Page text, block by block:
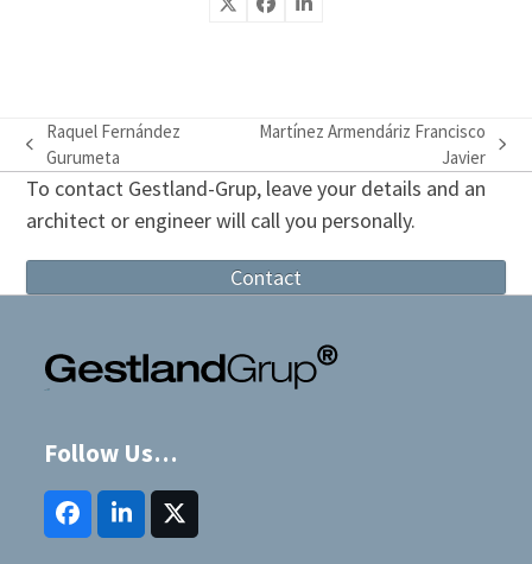
previous
post:
Raquel Fernández
Gurumeta
post:
Martínez Armendáriz Francisco
Javier
To contact Gestland-Grup, leave your details and an
architect or engineer will call you personally.
Contact
Follow Us…
FacebookLinkedInTwitter
(deprecated)